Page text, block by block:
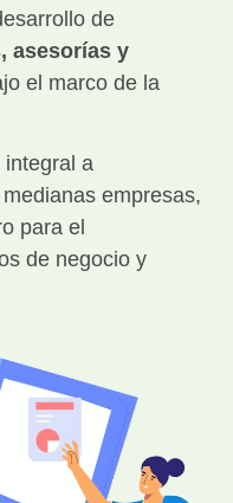
de
asesorías y
el marco de la
integral a
empresas,
para el
de negocio y